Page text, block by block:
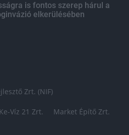
is fontos szerep hárul a
elkerülésében
Zrt. (NIF)
Ke-Víz 21 Zrt. Market Építő Zrt.